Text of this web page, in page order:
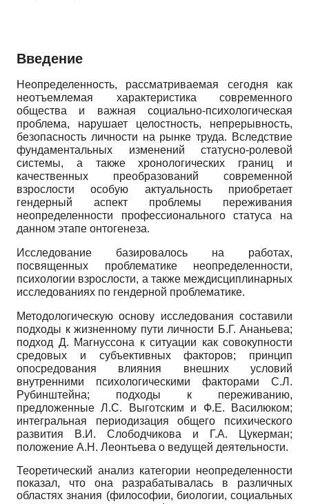
Введение
Неопределенность, рассматриваемая сегодня как
неотъемлемая характеристика современного
общества и важная социально-психологическая
проблема, нарушает целостность, непрерывность,
безопасность личности на рынке труда. Вследствие
фундаментальных изменений статусно-ролевой
системы, а также хронологических границ и
качественных преобразований современной
взрослости особую актуальность приобретает
гендерный аспект проблемы переживания
неопределенности профессионального статуса на
данном этапе онтогенеза.
Исследование базировалось на работах,
посвященных проблематике неопределенности,
психологии взрослости, а также междисциплинарных
исследованиях по гендерной проблематике.
Методологическую основу исследования составили
подходы к жизненному пути личности Б.Г. Ананьева;
подход Д. Магнуссона к ситуации как совокупности
средовых и субъективных факторов; принцип
опосредования влияния внешних условий
внутренними психологическими факторами С.Л.
Рубинштей­на; подходы к переживанию,
предложенные Л.С. Выготским и Ф.Е. Василюком;
интегральная периодизация общего психического
развития В.И. Слободчикова и Г.А. Цукерман;
положение А.Н. Леонтье­ва о ведущей деятельности.
Теоретический анализ категории неопределенности
показал, что она разрабатывалась в различных
областях знания (философии, биологии, социальных